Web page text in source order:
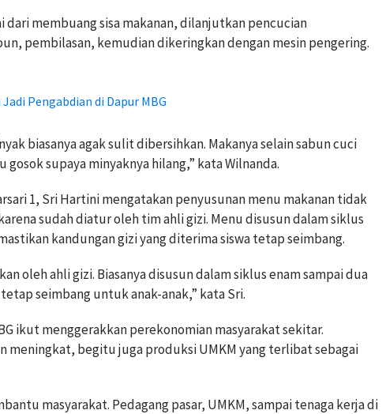
dari membuang sisa makanan, dilanjutkan pencucian
pembilasan, kemudian dikeringkan dengan mesin pengering.
Pengabdian di Dapur MBG
biasanya agak sulit dibersihkan. Makanya selain sabun cuci
gosok supaya minyaknya hilang,” kata Wilnanda.
1, Sri Hartini mengatakan penyusunan menu makanan tidak
sudah diatur oleh tim ahli gizi. Menu disusun dalam siklus
kandungan gizi yang diterima siswa tetap seimbang.
oleh ahli gizi. Biasanya disusun dalam siklus enam sampai dua
seimbang untuk anak-anak,” kata Sri.
ikut menggerakkan perekonomian masyarakat sekitar.
meningkat, begitu juga produksi UMKM yang terlibat sebagai
masyarakat. Pedagang pasar, UMKM, sampai tenaga kerja di